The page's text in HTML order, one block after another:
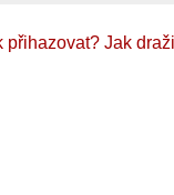
přihazovat? Jak